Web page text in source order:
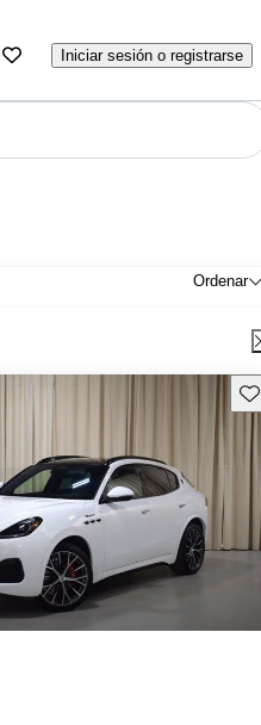
Iniciar sesión o registrarse
Ordenar